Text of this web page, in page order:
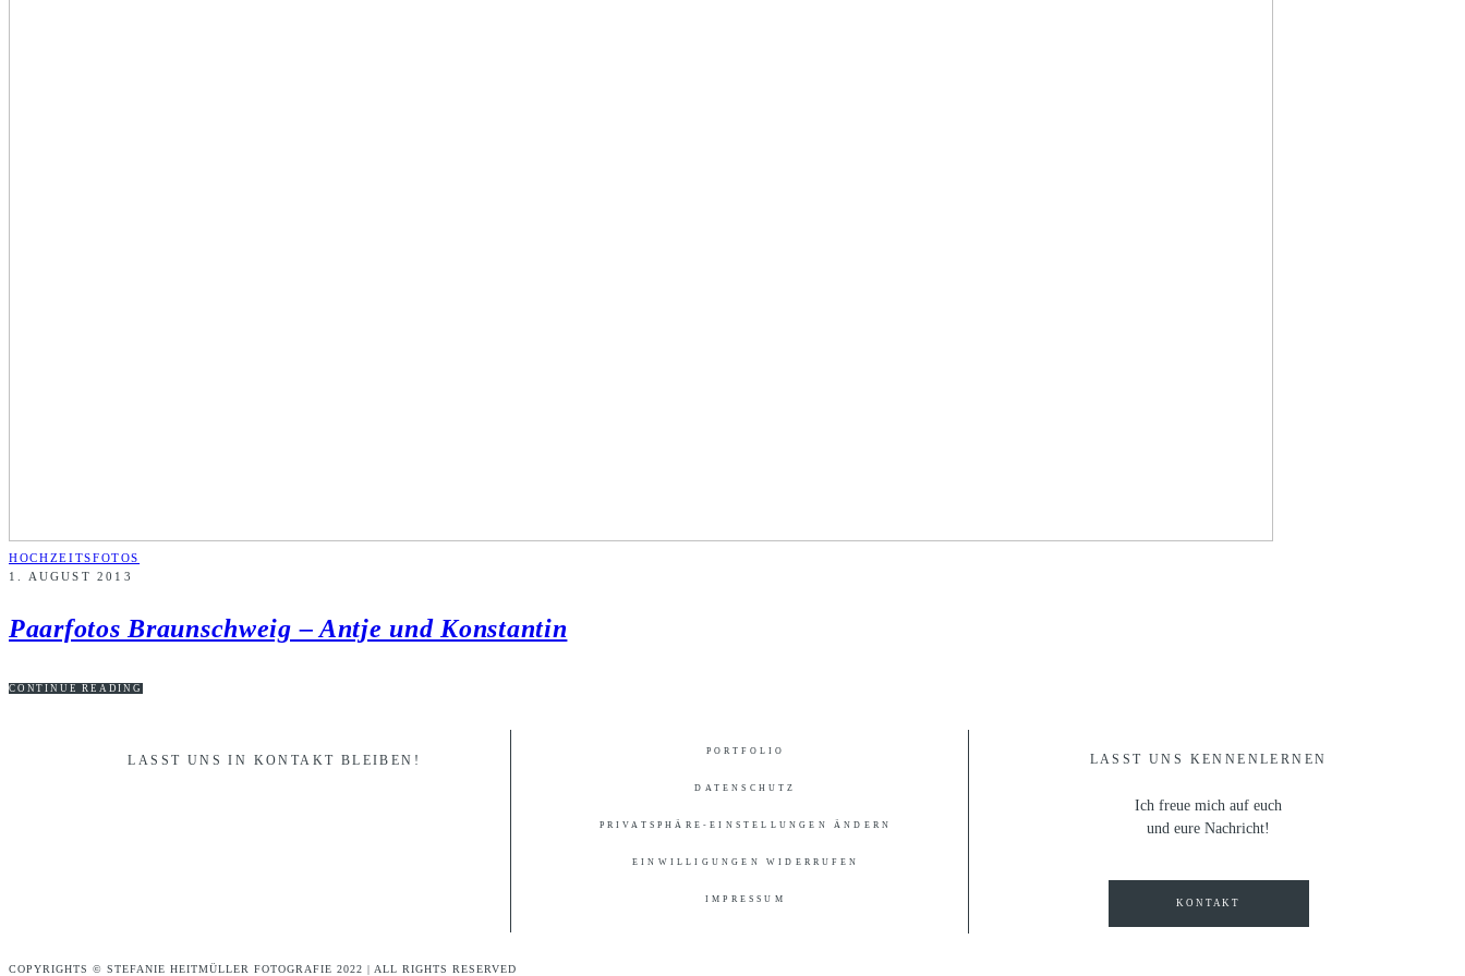
HOCHZEITSFOTOS
1. AUGUST 2013
Paarfotos Braunschweig – Antje und Konstantin
CONTINUE READING
PORTFOLIO
DATENSCHUTZ
PRIVATSPHÄRE-EINSTELLUNGEN ÄNDERN
EINWILLIGUNGEN WIDERRUFEN
IMPRESSUM
LASST UNS KENNENLERNEN
LASST UNS IN KONTAKT BLEIBEN!
Ich freue mich auf euch
und eure Nachricht!
KONTAKT
COPYRIGHTS © STEFANIE HEITMÜLLER FOTOGRAFIE 2022 | ALL RIGHTS RESERVED